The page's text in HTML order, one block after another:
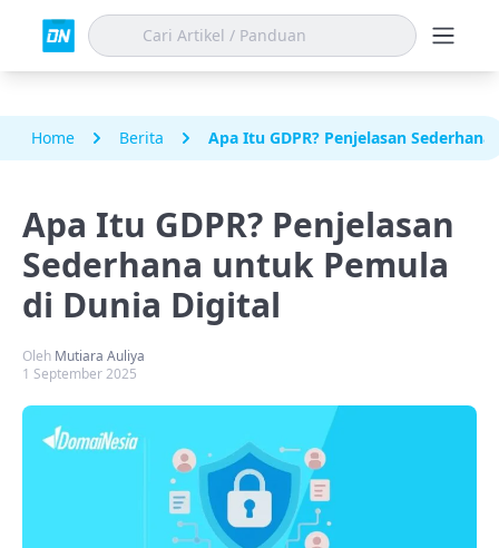
Home Berita Apa Itu GDPR? Penjelasan
Apa Itu GDPR? Penjelasan
Sederhana untuk Pemula
di Dunia Digital
Oleh Mutiara Auliya
1 September 2025